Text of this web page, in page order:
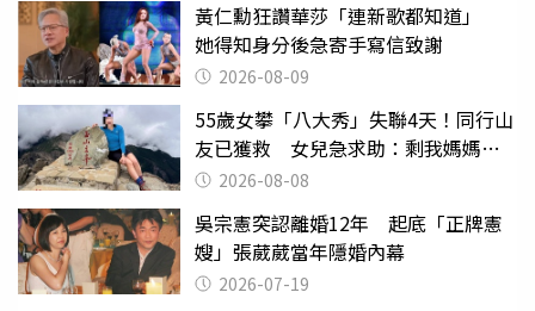
黃仁勳狂讚華莎「連新歌都知道」
她得知身分後急寄手寫信致謝
2026-08-09
55歲女攀「八大秀」失聯4天！同行山
友已獲救 女兒急求助：剩我媽媽還
沒找到
2026-08-08
吳宗憲突認離婚12年 起底「正牌憲
嫂」張葳葳當年隱婚內幕
2026-07-19